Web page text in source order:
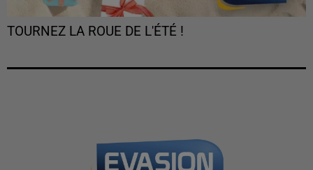
TOURNEZ LA ROUE DE L'ÉTÉ !